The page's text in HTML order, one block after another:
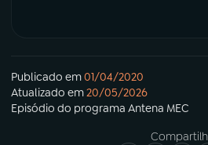
Publicado em01/04/2020
Atualizado em20/05/2026
Episódio do programa Antena MEC